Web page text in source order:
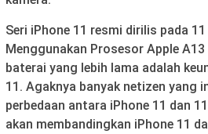
Seri iPhone 11 resmi dirilis pada
Menggunakan Prosesor Apple
baterai yang lebih lama adalah
11. Agaknya banyak netizen yang
perbedaan antara iPhone 11 dan
akan membandingkan iPhone 11